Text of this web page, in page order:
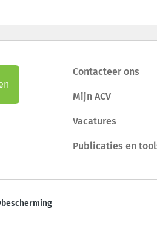
Contacteer ons
Mijn ACV
Vacatures
Publicaties en